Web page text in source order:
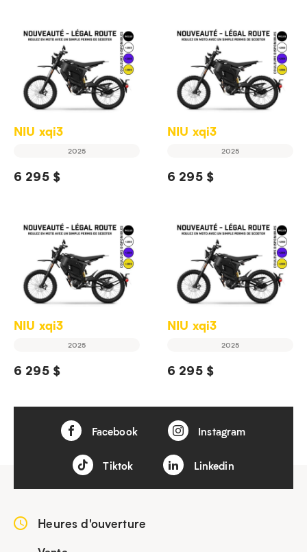
NIU xqi3
2025
6 295 $
NIU xqi3
2025
6 295 $
NIU xqi3
2025
6 295 $
NIU xqi3
2025
6 295 $
Facebook Instagram
Tiktok Linkedin
Heures d'ouverture